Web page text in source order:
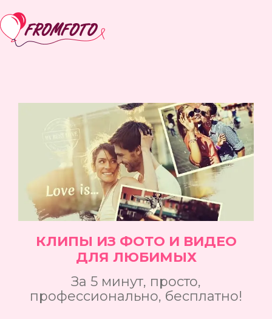
КЛИПЫ ИЗ ФОТО И ВИДЕО
ДЛЯ ЛЮБИМЫХ
За 5 минут, просто,
профессионально, бесплатно!